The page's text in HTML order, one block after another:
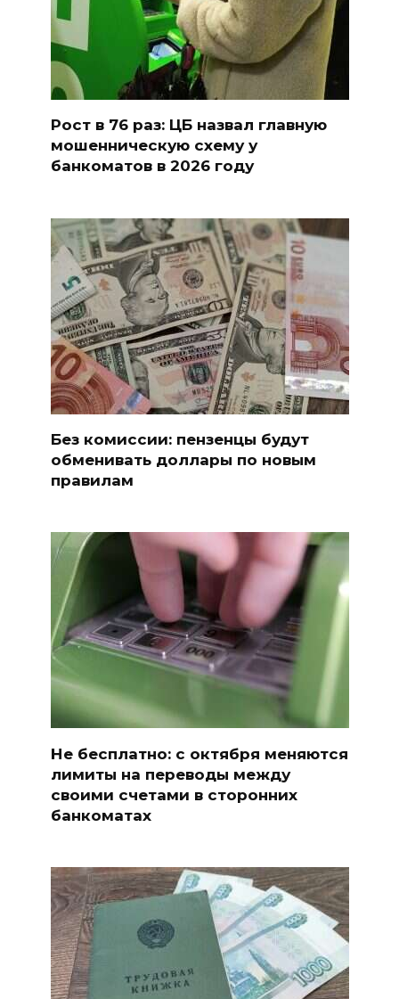
Рост в 76 раз: ЦБ назвал главную
мошенническую схему у
банкоматов в 2026 году
Без комиссии: пензенцы будут
обменивать доллары по новым
правилам
Не бесплатно: с октября меняются
лимиты на переводы между
своими счетами в сторонних
банкоматах